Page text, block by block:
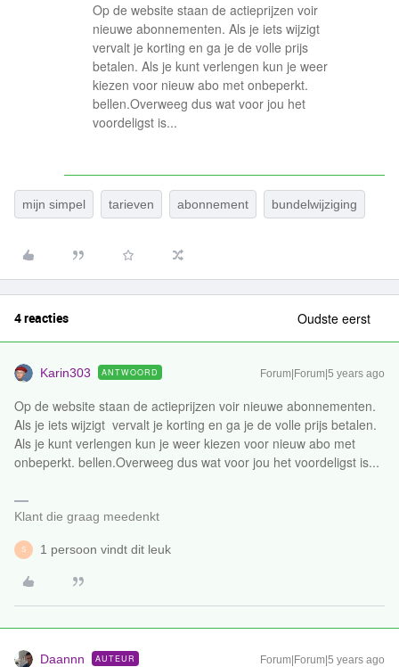
Op de website staan de actieprijzen voir
nieuwe abonnementen. Als je iets wijzigt
vervalt je korting en ga je de volle prijs
betalen. Als je kunt verlengen kun je weer
kiezen voor nieuw abo met onbeperkt.
bellen.Overweeg dus wat voor jou het
voordeligst is...
mijn simpel tarieven abonnement bundelwijziging
4 reacties Oudste eerst
Karin303 ANTWOORD Forum|Forum|5 years ago
Op de website staan de actieprijzen voir nieuwe abonnementen.
Als je iets wijzigt vervalt je korting en ga je de volle prijs betalen.
Als je kunt verlengen kun je weer kiezen voor nieuw abo met
onbeperkt. bellen.Overweeg dus wat voor jou het voordeligst is...
Klant die graag meedenkt
S 1 persoon vindt dit leuk
Daannn AUTEUR Forum|Forum|5 years ago